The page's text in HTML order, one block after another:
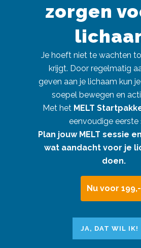
zorgen
Je hoeft niet te wachten
krijgt. Door regelmatig
geven aan je lichaam kun
soepel bewegen en
Met het MELT
eenvoudige eerste
Plan jouw MELT sessie
wat aandacht voor je
doen.
Nu voor 199,-
JA, DAT WIL IK!